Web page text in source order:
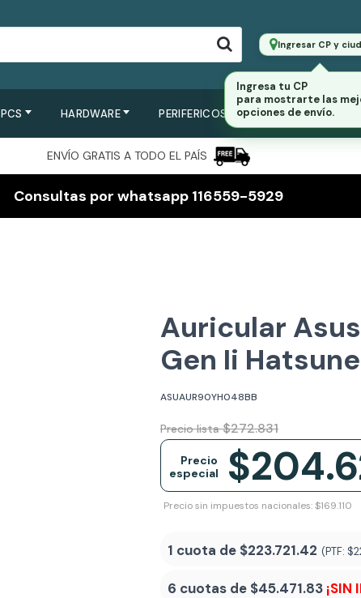
Ingresar CP y
PCS HARDWARE PERIFERICOS SERVIDORES /
ENVÍO GRATIS A TODO EL PAÍS
Consultas por whatsapp 116559-5929
Auricular
Gen Ii
ASUAUR90YH048BB
Precio lista $272.831
Precio
especial
Precio sin impuestos nacionales: $169.110
1 cuota de $223.721.42 (PTF:
6 cuotas de $45.471.83 ¡SIN
Ingresa tu CP
para mostrarte las
opciones de envío.